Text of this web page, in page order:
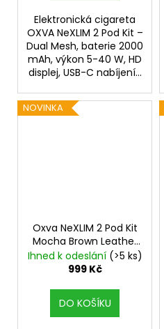
Elektronická cigareta
OXVA NeXLIM 2 Pod Kit –
Dual Mesh, baterie 2000
mAh, výkon 5-40 W, HD
displej, USB-C nabíjení...
NOVINKA
Oxva NeXLIM 2 Pod Kit
Mocha Brown Leather
2000mAh
Ihned k odeslání (>5 ks)
999 Kč
DO KOŠÍKU